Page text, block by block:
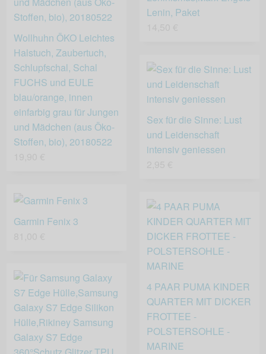
Lenin, Paket
Wollhuhn ÖKO Leichtes
Halstuch, Zaubertuch,
Schlupfschal, Schal
FUCHS und EULE
blau/orange, innen
einfarbig grau für Jungen
und Mädchen (aus Öko-
Stoffen, bio), 20180522
Sex für die Sinne: Lust
und Leidenschaft
intensiv geniessen
Garmin Fenix 3
4 PAAR PUMA KINDER
QUARTER MIT DICKER
FROTTEE -
POLSTERSOHLE -
MARINE